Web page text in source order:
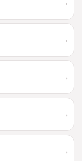
›
›
›
›
›